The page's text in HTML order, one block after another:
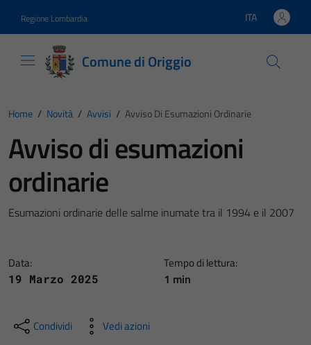
Regione Lombardia Lingua attiva:
ITA
Comune di Origgio
Home / Novità / Avvisi / Avviso Di Esumazioni Ordinarie
Avviso di esumazioni
ordinarie
Esumazioni ordinarie delle salme inumate tra il 1994 e il 2007
Data:
19 Marzo 2025
Tempo di lettura:
1 min
Condividi Vedi azioni